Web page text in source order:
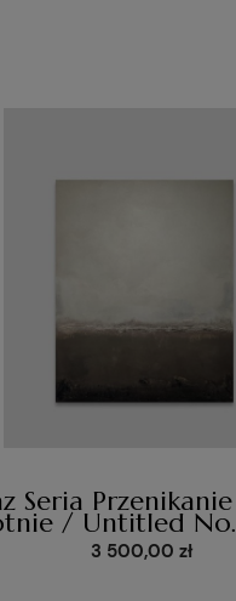
Seria
/ Untitled
3 500,00 zł